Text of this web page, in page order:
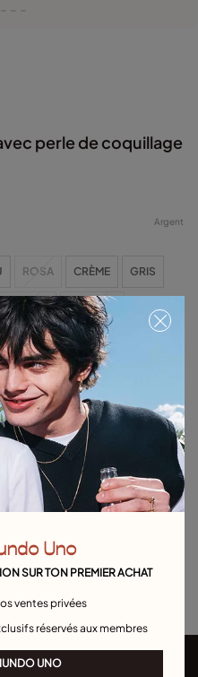
perle de coquillage
Argent
ROSA CRÈME GRIS
SAUMON MARRON
CAMEL
Valable jusqu’au 31/08 ou jusqu’à
Préviens-moi
Uno
SUR TON PREMIER ACHAT
ventes privées
réservés aux membres
UNO